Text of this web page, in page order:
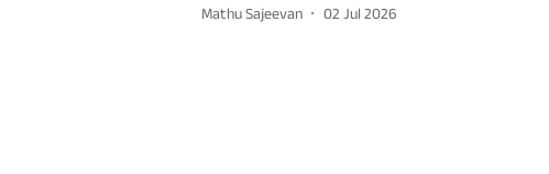
Mathu Sajeevan 02 Jul 2026